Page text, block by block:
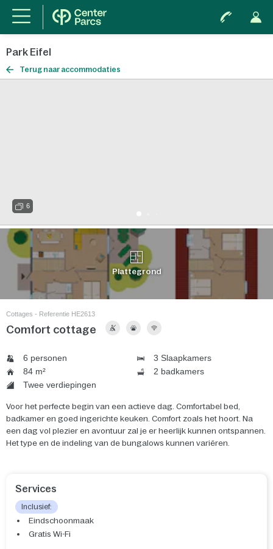
Park Eifel
Terug naar accommodaties
6
Plattegrond
Cottages - Referentie HE2613
Comfort cottage
6 personen
3 Slaapkamers
84 m²
2 badkamers
Twee verdiepingen
Voor het perfecte begin van een actieve dag. Comfortabel bed,
badkamer en goed ingerichte keuken. Comfort zoals het hoort. Na
een dag vol plezier en avontuur zal je er heerlijk kunnen ontspannen.
Het type en de indeling van de bungalows kunnen variëren.
Services
Inclusief:
Eindschoonmaak
Gratis Wi-Fi